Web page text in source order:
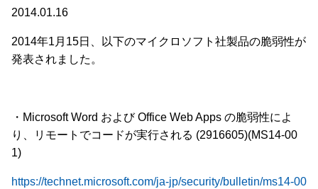
2014.01.16
2014年1月15日、以下のマイクロソフト社製品の脆弱性が
発表されました。
・Microsoft Word および Office Web Apps の脆弱性によ
り、リモートでコードが実行される (2916605)(MS14-00
1)
https://technet.microsoft.com/ja-jp/security/bulletin/ms14-00